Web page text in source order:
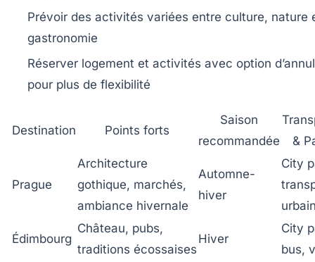
Prévoir des activités variées entre culture, nature
gastronomie
Réserver logement et activités avec option
pour plus de flexibilité
Destination Points forts
Saison
recommandée
&
Prague
Architecture
gothique, marchés,
ambiance hivernale
Automne-
hiver
City
Édimbourg
Château, pubs,
traditions écossaises
Hiver
City
bus,